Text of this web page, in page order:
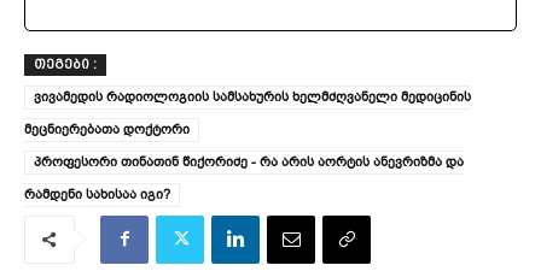
ᲗᲔᲒᲔᲑᲘ :
ვივამედის რადიოლოგიის სამსახურის ხელმძღვანელი მედიცინის
მეცნიერებათა დოქტორი
პროფესორი თინათინ წიქორიძე - რა არის აორტის ანევრიზმა და
რამდენი სახისაა იგი?